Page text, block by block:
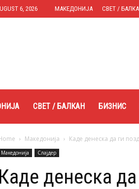
6, 2026 МАКЕДОНИЈА СВЕТ /
СВЕТ / БАЛКАН БИЗНИС
Македонија Каде денеска да ги
Македонија Слајдер
Каде денеска